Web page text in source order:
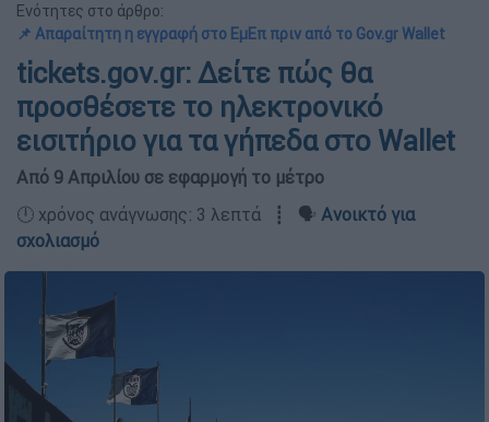
Ενότητες στο άρθρο:
📌 Απαραίτητη η εγγραφή στο ΕμΕπ πριν από το Gov.gr Wallet
tickets.gov.gr: Δείτε πώς θα
προσθέσετε το ηλεκτρονικό
εισιτήριο για τα γήπεδα στο Wallet
Από 9 Απριλίου σε εφαρμογή το μέτρο
🕛 χρόνος ανάγνωσης: 3 λεπτά ┋ 🗣️ Ανοικτό για
σχολιασμό